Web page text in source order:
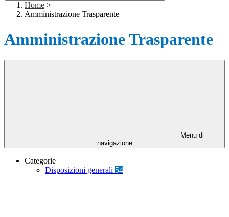
Home >
Amministrazione Trasparente
Amministrazione Trasparente
Menu di
navigazione
Categorie
Disposizioni generali 54